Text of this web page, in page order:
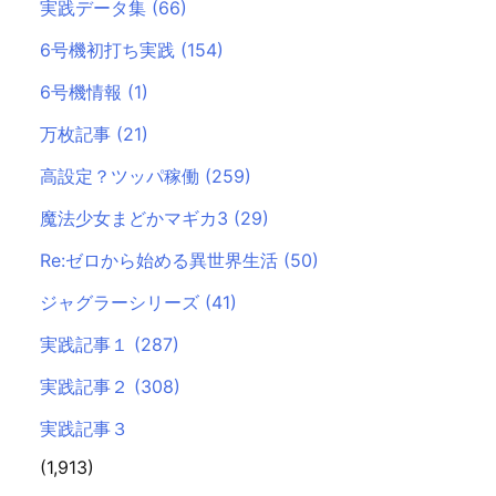
実践データ集 (66)
6号機初打ち実践 (154)
6号機情報 (1)
万枚記事 (21)
高設定？ツッパ稼働 (259)
魔法少女まどかマギカ3 (29)
Re:ゼロから始める異世界生活 (50)
ジャグラーシリーズ (41)
実践記事１ (287)
実践記事２ (308)
実践記事３
(1,913)